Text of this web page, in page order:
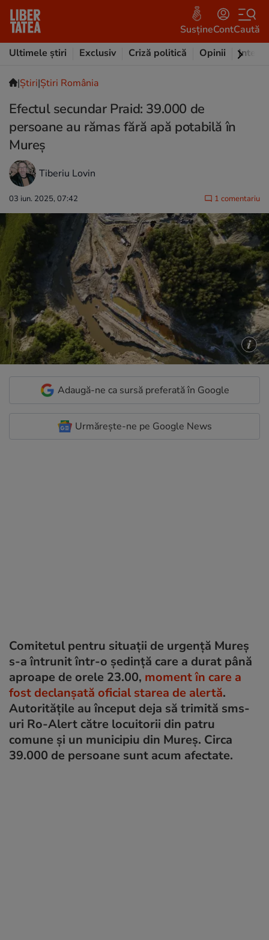
SusțineContCaută
Ultimele știri
Exclusiv Criză politică Opinii
|Ştiri|Știri România
Efectul secundar Praid: 39.000 de
persoane au rămas fără apă potabilă în
Mureș
Tiberiu Lovin
03 iun. 2025, 07:42 1 comentariu
Adaugă-ne ca sursă preferată în Google
Urmărește-ne pe Google News
Comitetul pentru situații de urgență Mureș
s-a întrunit într-o ședință care a durat până
aproape de orele 23.00, moment în care a
fost declanșată oficial starea de alertă.
Autoritățile au început deja să trimită sms-
uri Ro-Alert către locuitorii din patru
comune și un municipiu din Mureș. Circa
39.000 de persoane sunt acum afectate.